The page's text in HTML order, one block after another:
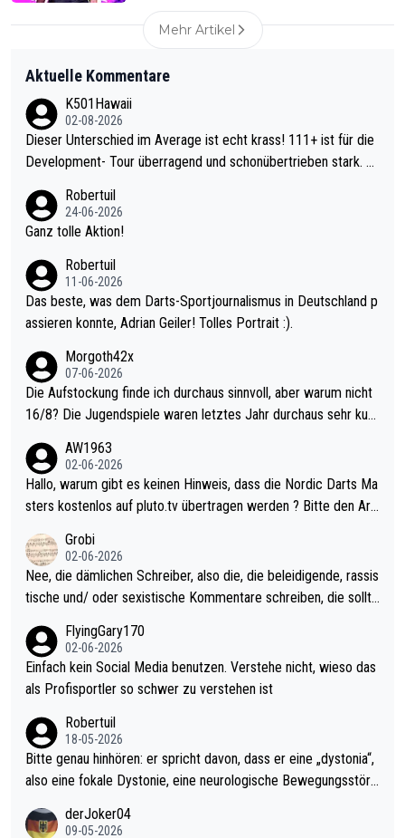
Mehr Artikel
Aktuelle Kommentare
K501Hawaii
02-08-2026
Dieser Unterschied im Average ist echt krass! 111+ ist für die
Development- Tour überragend und schonübertrieben stark. U
mal 40+ erst recht. Da gewinnst keinen Blumentopf - ist ja noc
h krasser wie ein Pokalspiel eines Kreisligisten vs einem Bund
Robertuil
24-06-2026
Ganz tolle Aktion!
Robertuil
11-06-2026
Das beste, was dem Darts-Sportjournalismus in Deutschland p
assieren konnte, Adrian Geiler! Tolles Portrait :).
Morgoth42x
07-06-2026
Die Aufstockung finde ich durchaus sinnvoll, aber warum nicht
16/8? Die Jugendspiele waren letztes Jahr durchaus sehr kurz
Allerdings ist Mitchell Lawrie als Nummer 1 der Welt eh qualifi
ziert. Somit ändert die automatische Qualifikation des Weltmei
sters erstmal nichts. Ich denke sie wollen damit für nächstes J
ohl wenig WDF Turniere spielen. Dies war bei Archie Self letzt
es Jahr der Fall. Er musste als amtierender Weltmeister durch
den Qualifier und ich glaube kaum, dass Mitchel sich das (in Ve
el hat.
AW1963
02-06-2026
Hallo, warum gibt es keinen Hinweis, dass die Nordic Darts Ma
sters kostenlos auf pluto.tv übertragen werden ? Bitte den Arti
Grobi
02-06-2026
Nee, die dämlichen Schreiber, also die, die beleidigende, rassis
tische und/ oder sexistische Kommentare schreiben, die sollte
s Leben in den Griff kriegen. Nur eins wundert mich: Luke Little
r war doch neulich erst derjenige, der über Social Media GvV p
rovoziert hat. Und Littlers Mutter schießt öfters mal gegen Ric
FlyingGary170
02-06-2026
Einfach kein Social Media benutzen. Verstehe nicht, wieso das
als Profisportler so schwer zu verstehen ist
Robertuil
18-05-2026
Bitte genau hinhören: er spricht davon, dass er eine „dystonia“,
also eine fokale Dystonie, eine neurologische Bewegungsstöru
erden, im Arm hat. Und, dass Medikamente ihm helfen! Ich glau
derJoker04
09-05-2026